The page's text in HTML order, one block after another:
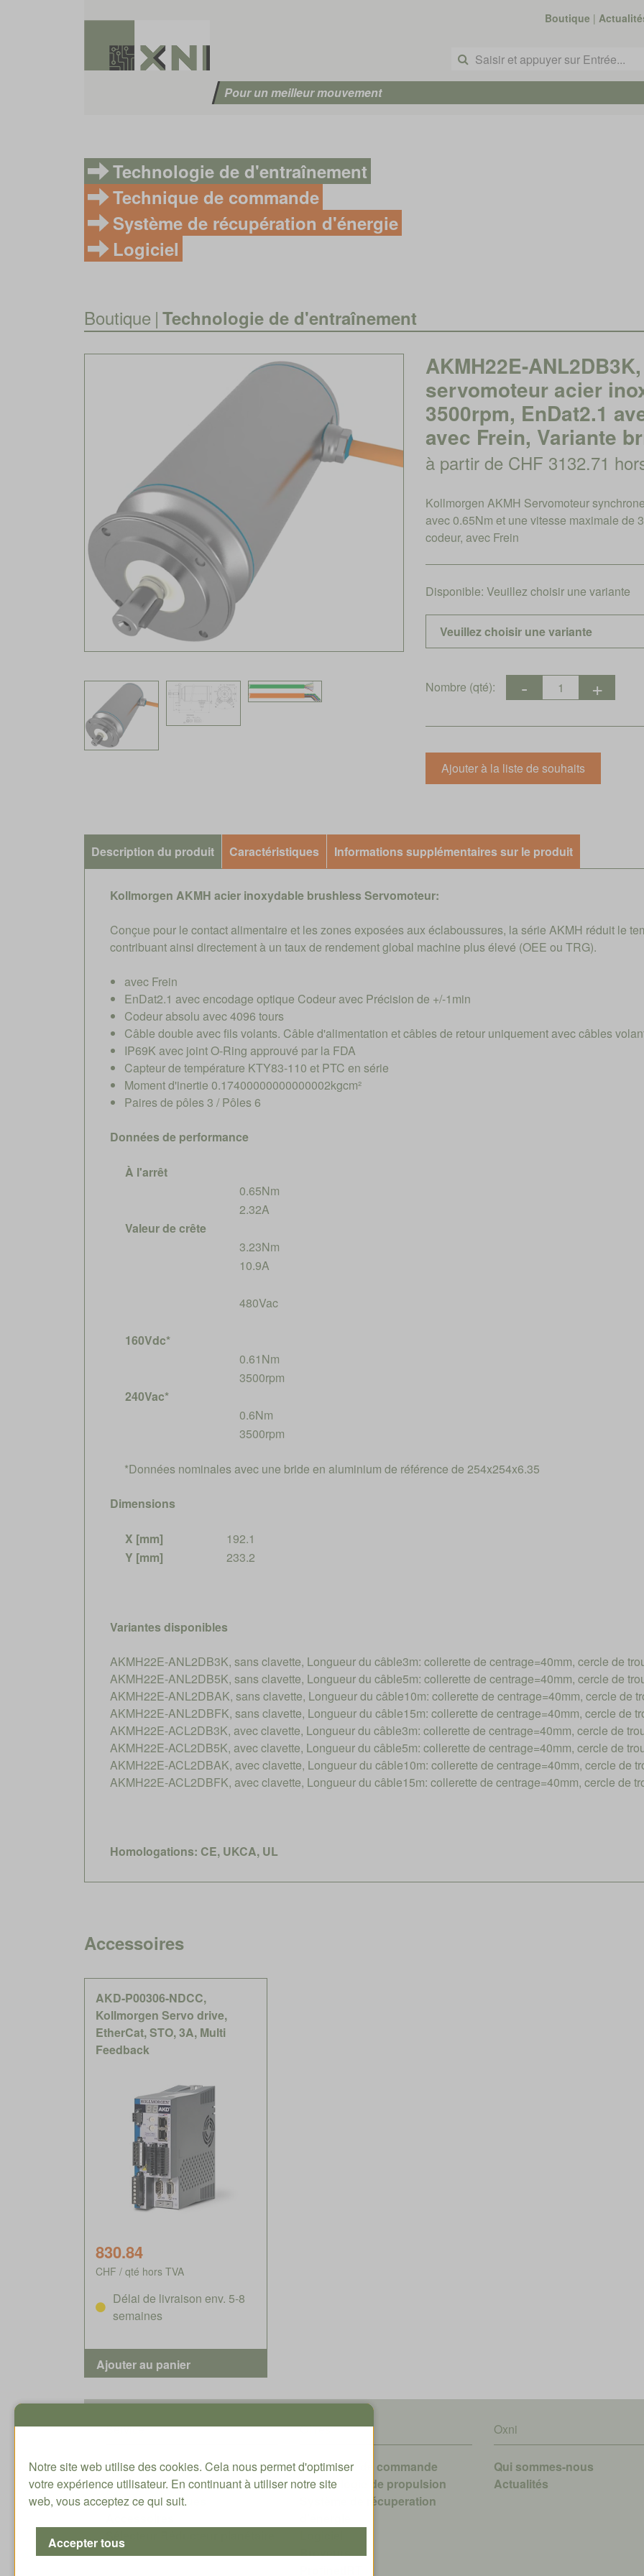
Boutique |
Pour un meilleur mouvement
Technologie de d'entraînement
Technique de commande
Système de récupération d'énergie
Logiciel
Boutique | Technologie de d'entraînement
AKMH22E-
servomoteur acier
3500rpm, EnDat2.1
avec Frein, Variante
à partir de CHF 3132.71
Kollmorgen AKMH Servomoteur
avec 0.65Nm et une vitesse maximale de
codeur, avec Frein
Disponible: Veuillez choisir une variante
Nombre (qté):
Description du produit Caractéristiques Informations supplémentaires sur le produit
Kollmorgen AKMH acier inoxydable brushless Servomoteur:
Conçue pour le contact alimentaire et les zones exposées aux éclaboussures, la série AKMH réduit le
contribuant ainsi directement à un taux de rendement global machine plus élevé (OEE ou TRG).
avec Frein
EnDat2.1 avec encodage optique Codeur avec Précision de +/-1min
Codeur absolu avec 4096 tours
Câble double avec fils volants. Câble d'alimentation et câbles de retour uniquement avec câbles
IP69K avec joint O-Ring approuvé par la FDA
Capteur de température KTY83-110 et PTC en série
Moment d'inertie 0.17400000000000002kgcm²
Paires de pôles 3 / Pôles 6
Données de performance
À l'arrêt
0.65Nm
2.32A
Valeur de crête
3.23Nm
10.9A
480Vac
160Vdc*
0.61Nm
3500rpm
240Vac*
0.6Nm
3500rpm
*Données nominales avec une bride en aluminium de référence de 254x254x6.35
Dimensions
X [mm]
192.1
Y [mm]
233.2
Variantes disponibles
AKMH22E-ANL2DB3K, sans clavette, Longueur du câble3m: collerette de centrage=40mm, cercle de
AKMH22E-ANL2DB5K, sans clavette, Longueur du câble5m: collerette de centrage=40mm, cercle de
AKMH22E-ANL2DBAK, sans clavette, Longueur du câble10m: collerette de centrage=40mm, cercle de
AKMH22E-ANL2DBFK, sans clavette, Longueur du câble15m: collerette de centrage=40mm, cercle de
AKMH22E-ACL2DB3K, avec clavette, Longueur du câble3m: collerette de centrage=40mm, cercle de
AKMH22E-ACL2DB5K, avec clavette, Longueur du câble5m: collerette de centrage=40mm, cercle de
AKMH22E-ACL2DBAK, avec clavette, Longueur du câble10m: collerette de centrage=40mm, cercle de
AKMH22E-ACL2DBFK, avec clavette, Longueur du câble15m: collerette de centrage=40mm, cercle de
Homologations: CE, UKCA, UL
Accessoires
AKD-P00306-NDCC,
Kollmorgen Servo drive,
EtherCat, STO, 3A, Multi
Feedback
830.84
CHF / qté hors TVA
Délai de livraison env. 5-8
semaines
Service
Tutoriaux
Instructions
Fiches techniques
Offres
Technique de commande
Technologie de propulsion
Système de récuperation
Broyeurs
Oxni
Qui sommes-nous
Actualités
Notre site web utilise des cookies. Cela nous permet d'optimiser
votre expérience utilisateur. En continuant à utiliser notre site
web, vous acceptez ce qui suit.